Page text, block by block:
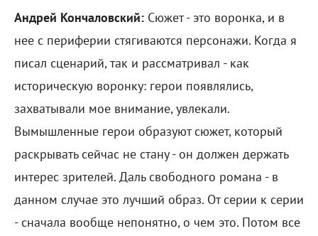
Андрей Кончаловский: Сюжет - это воронка, и в
нее с периферии стягиваются персонажи. Когда я
писал сценарий, так и рассматривал - как
историческую воронку: герои появлялись,
захватывали мое внимание, увлекали.
Вымышленные герои образуют сюжет, который
раскрывать сейчас не стану - он должен держать
интерес зрителей. Даль свободного романа - в
данном случае это лучший образ. От серии к серии
- сначала вообще непонятно, о чем это. Потом все